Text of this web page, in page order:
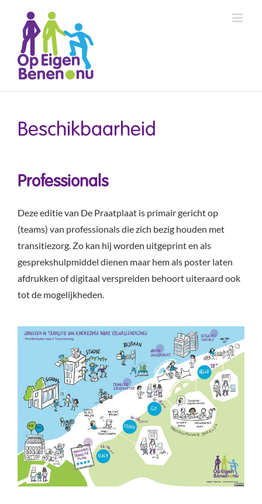
inhoud
Beschikbaarheid
Professionals
Deze editie van De Praatplaat is primair gericht op
(teams) van professionals die zich bezig houden met
transitiezorg. Zo kan hij worden uitgeprint en als
gesprekshulpmiddel dienen maar hem als poster laten
afdrukken of digitaal verspreiden behoort uiteraard ook
tot de mogelijkheden.